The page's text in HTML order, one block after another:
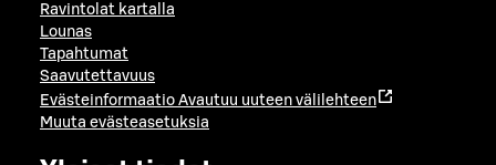
Ravintolat kartalla
Lounas
Tapahtumat
Saavutettavuus
Evästeinformaatio Avautuu uuteen välilehteen
Muuta evästeasetuksia